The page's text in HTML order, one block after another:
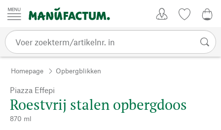
Passer au contenu
Homepage Opbergblikken
Piazza Effepi
Roestvrij stalen opbergdoos
870 ml